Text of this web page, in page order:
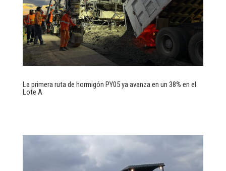
La primera ruta de hormigón PY05 ya avanza en un 38% en el
Lote A